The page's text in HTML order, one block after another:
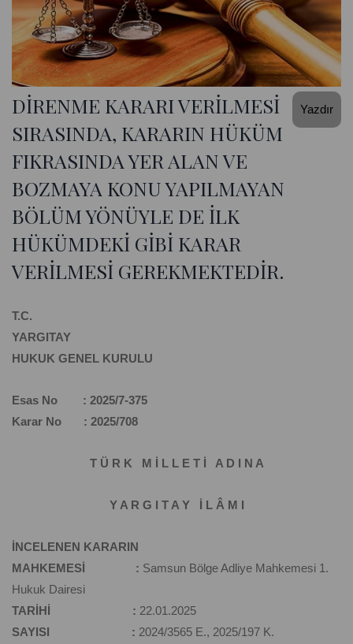
Yazdır
DİRENME KARARI VERİLMESİ
SIRASINDA, KARARIN HÜKÜM
FIKRASINDA YER ALAN VE
BOZMAYA KONU YAPILMAYAN
BÖLÜM YÖNÜYLE DE İLK
HÜKÜMDEKİ GİBİ KARAR
VERİLMESİ GEREKMEKTEDİR.
T.C.
YARGITAY
HUKUK GENEL KURULU
Esas No : 2025/7-375
Karar No : 2025/708
T Ü R K M İ L L E T İ A D I N A
Y A R G I T A Y İ L Â M I
İNCELENEN KARARIN
MAHKEMESİ : Samsun Bölge Adliye Mahkemesi 1.
Hukuk Dairesi
TARİHİ : 22.01.2025
SAYISI : 2024/3565 E., 2025/197 K.